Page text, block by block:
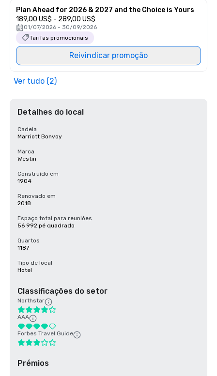
Plan Ahead for 2026 & 2027 and the Choice is Yours
189,00 US$ - 289,00 US$
01/07/2026 - 30/09/2026
Tarifas promocionais
Reivindicar promoção
Ver tudo (2)
Detalhes do local
Cadeia
Marriott Bonvoy
Marca
Westin
Construído em
1904
Renovado em
2018
Espaço total para reuniões
56 992 pé quadrado
Quartos
1187
Tipo de local
Hotel
Classificações do setor
Northstar
AAA
Forbes Travel Guide
Prémios